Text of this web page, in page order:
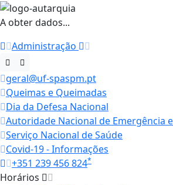
A obter dados...
Administração
geral@uf-spaspm.pt
Queimas e Queimadas
Dia da Defesa Nacional
Autoridade Nacional de Emergência
Serviço Nacional de Saúde
Covid-19 - Informações
+351 239 456 824*
Horários